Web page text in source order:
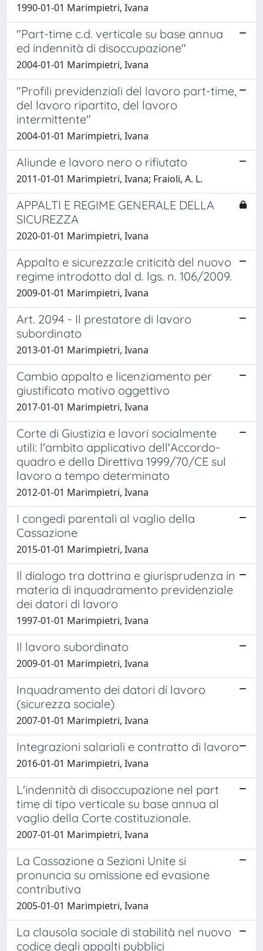
1990-01-01 Marimpietri, Ivana
"Part-time c.d. verticale su base annua
ed indennità di disoccupazione"
2004-01-01 Marimpietri, Ivana
"Profili previdenziali del lavoro part-time,
del lavoro ripartito, del lavoro
intermittente"
2004-01-01 Marimpietri, Ivana
Aliunde e lavoro nero o rifiutato
2011-01-01 Marimpietri, Ivana; Fraioli, A. L.
APPALTI E REGIME GENERALE DELLA
SICUREZZA
2020-01-01 Marimpietri, Ivana
Appalto e sicurezza:le criticità del nuovo
regime introdotto dal d. lgs. n. 106/2009.
2009-01-01 Marimpietri, Ivana
Art. 2094 - Il prestatore di lavoro
subordinato
2013-01-01 Marimpietri, Ivana
Cambio appalto e licenziamento per
giustificato motivo oggettivo
2017-01-01 Marimpietri, Ivana
Corte di Giustizia e lavori socialmente
utili: l'ambito applicativo dell'Accordo-
quadro e della Direttiva 1999/70/CE sul
lavoro a tempo determinato
2012-01-01 Marimpietri, Ivana
I congedi parentali al vaglio della
Cassazione
2015-01-01 Marimpietri, Ivana
Il dialogo tra dottrina e giurisprudenza in
materia di inquadramento previdenziale
dei datori di lavoro
1997-01-01 Marimpietri, Ivana
Il lavoro subordinato
2009-01-01 Marimpietri, Ivana
Inquadramento dei datori di lavoro
(sicurezza sociale)
2007-01-01 Marimpietri, Ivana
Integrazioni salariali e contratto di lavoro
2016-01-01 Marimpietri, Ivana
L'indennità di disoccupazione nel part
time di tipo verticale su base annua al
vaglio della Corte costituzionale.
2007-01-01 Marimpietri, Ivana
La Cassazione a Sezioni Unite si
pronuncia su omissione ed evasione
contributiva
2005-01-01 Marimpietri, Ivana
La clausola sociale di stabilità nel nuovo
codice degli appalti pubblici